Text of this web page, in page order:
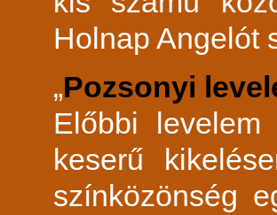
Holnap Angelót
„Pozsonyi
Előbbi
keserű
színközönség